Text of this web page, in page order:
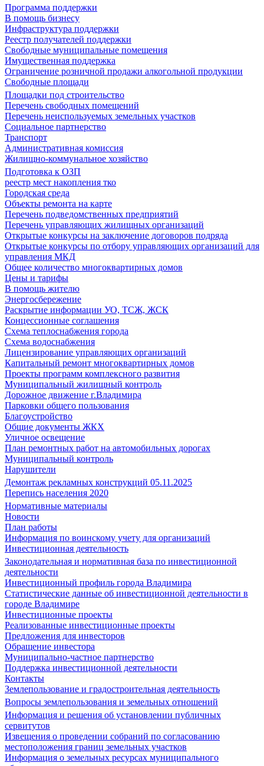
Программа поддержки
В помощь бизнесу
Инфраструктура поддержки
Реестр получателей поддержки
Свободные муниципальные помещения
Имущественная поддержка
Ограничение розничной продажи алкогольной продукции
Свободные площади
Площадки под строительство
Перечень свободных помещений
Перечень неиспользуемых земельных участков
Социальное партнерство
Транспорт
Административная комиссия
Жилищно-коммунальное хозяйство
Подготовка к ОЗП
реестр мест накопления тко
Городская среда
Объекты ремонта на карте
Перечень подведомственных предприятий
Перечень управляющих жилищных организаций
Открытые конкурсы на заключение договоров подряда
Открытые конкурсы по отбору управляющих организаций для
управления МКД
Общее количество многоквартирных домов
Цены и тарифы
В помощь жителю
Энергосбережение
Раскрытие информации УО, ТСЖ, ЖСК
Концессионные соглашения
Схема теплоснабжения города
Схема водоснабжения
Лицензирование управляющих организаций
Капитальный ремонт многоквартирных домов
Проекты программ комплексного развития
Муниципальный жилищный контроль
Дорожное движение г.Владимира
Парковки общего пользования
Благоустройство
Общие документы ЖКХ
Уличное освещение
План ремонтных работ на автомобильных дорогах
Муниципальный контроль
Нарушители
Демонтаж рекламных конструкций 05.11.2025
Перепись населения 2020
Нормативные материалы
Новости
План работы
Информация по воинскому учету для организаций
Инвестиционная деятельность
Законодательная и нормативная база по инвестиционной
деятельности
Инвестиционный профиль города Владимира
Статистические данные об инвестиционной деятельности в
городе Владимире
Инвестиционные проекты
Реализованные инвестиционные проекты
Предложения для инвесторов
Обращение инвестора
Муниципально-частное партнерство
Поддержка инвестиционной деятельности
Контакты
Землепользование и градостроительная деятельность
Вопросы землепользования и земельных отношений
Информация и решения об установлении публичных
сервитутов
Извещения о проведении собраний по согласованию
местоположения границ земельных участков
Информация о земельных ресурсах муниципального